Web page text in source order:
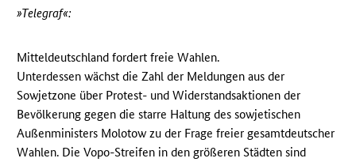
»Telegraf«:
Mitteldeutschland fordert freie Wahlen.
Unterdessen wächst die Zahl der Meldungen aus der
Sowjetzone über Protest- und Widerstandsaktionen der
Bevölkerung gegen die starre Haltung des sowjetischen
Außenministers Molotow zu der Frage freier gesamtdeutscher
Wahlen. Die Vopo-Streifen in den größeren Städten sind